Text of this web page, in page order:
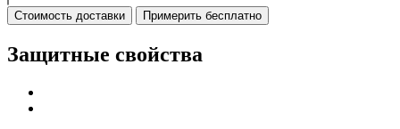
Стоимость доставки Примерить бесплатно
Защитные свойства